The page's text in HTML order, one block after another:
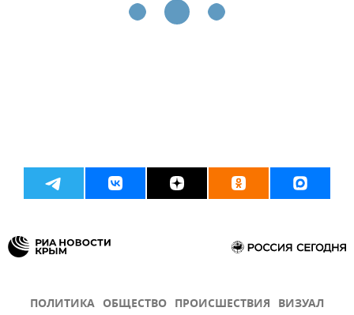
ПОЛИТИКА ОБЩЕСТВО ПРОИСШЕСТВИЯ ВИЗУАЛ